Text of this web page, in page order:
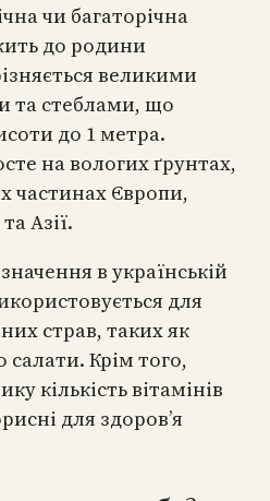
чи багаторічна
до родини
великими
та стеблами, що
до 1 метра.
на вологих ґрунтах,
частинах Європи,
Азії.
в українській
для
страв, таких як
Крім того,
кількість вітамінів
для здоров’я